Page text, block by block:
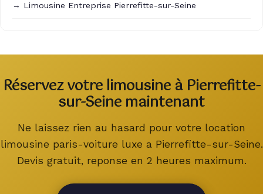
→ Limousine Entreprise Pierrefitte-sur-Seine
Réservez votre limousine à Pierrefitte-
sur-Seine maintenant
Ne laissez rien au hasard pour votre location
limousine paris-voiture luxe a Pierrefitte-sur-Seine.
Devis gratuit, reponse en 2 heures maximum.